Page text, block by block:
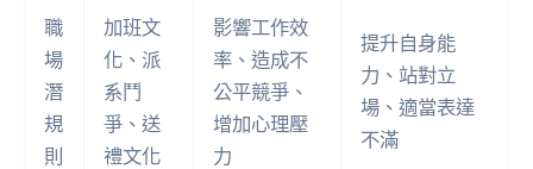
職
場
潛
規
則
加班文
化、派
系鬥
爭、送
禮文化
影響工作效
率、造成不
公平競爭、
增加心理壓
力
提升自身能
力、站對立
場、適當表達
不滿